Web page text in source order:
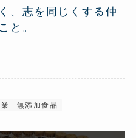
、志を同じくする仲
と。
無添加食品